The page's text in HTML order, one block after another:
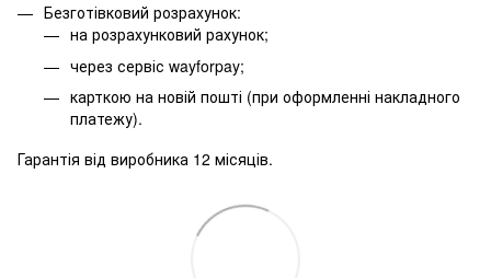
Безготівковий розрахунок:
на розрахунковий рахунок;
через сервіс wayforpay;
карткою на новій пошті (при оформленні накладного
платежу).
Гарантія від виробника 12 місяців.